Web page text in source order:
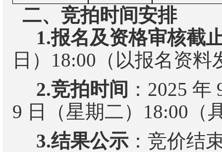
二、竞拍时间安排
1.报名及资格审核截
日 ） 18:00 （以报名资
2.竞拍时间 ： 2025 年
9 日（星期二） 18:00 （
3.结果公示：竞价结